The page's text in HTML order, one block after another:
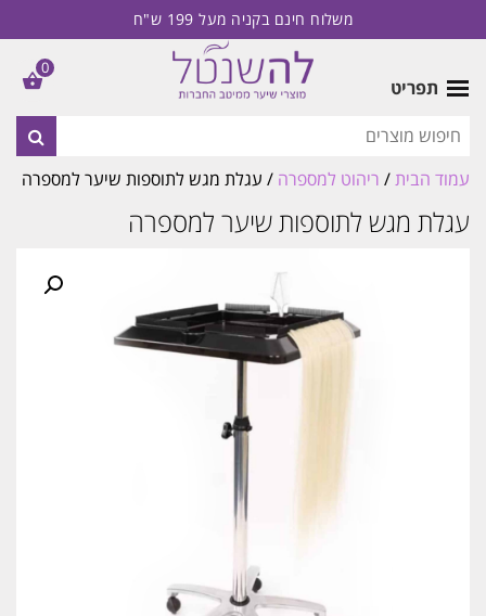
משלוח חינם בקניה מעל 199 ש"ח
תפריט
עמוד הבית/ ריהוט למספרה / עגלת מגש לתוספות שיער למספרה
עגלת מגש לתוספות שיער למספרה
0